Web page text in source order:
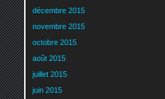
décembre 2015
novembre 2015
octobre 2015
août 2015
juillet 2015
juin 2015